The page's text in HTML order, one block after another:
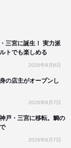
三宮に誕生！ 実力派
トでも楽しめる
2026年8月8日
の店主がオープンし
2026年8月7日
戸・三宮に移転。鯛の
2026年8月7日